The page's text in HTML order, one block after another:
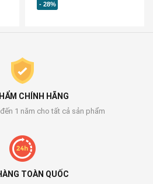
- 28%
CHÍNH HÃNG
1 năm cho tất cả sản phẩm
TOÀN QUỐC